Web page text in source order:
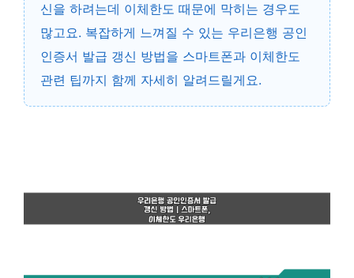
신을 하려는데 이체한도 때문에 막히는 경우도
많고요. 복잡하게 느껴질 수 있는 우리은행 공인
인증서 발급 갱신 방법을 스마트폰과 이체한도
관련 팁까지 함께 자세히 알려드릴게요.